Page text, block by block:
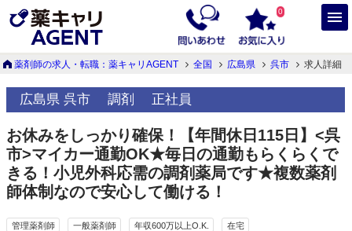
0
薬剤師の求人・転職：薬キャリAGENT 全国 広島県 呉市 求人詳細
広島県 呉市 調剤 正社員
お休みをしっかり確保！【年間休日115日】<呉
市>マイカー通勤OK★毎日の通勤もらくらくで
きる！小児外科応需の調剤薬局です★複数薬剤
師体制なので安心して働ける！
管理薬剤師 一般薬剤師 年収600万以上O.K. 在宅